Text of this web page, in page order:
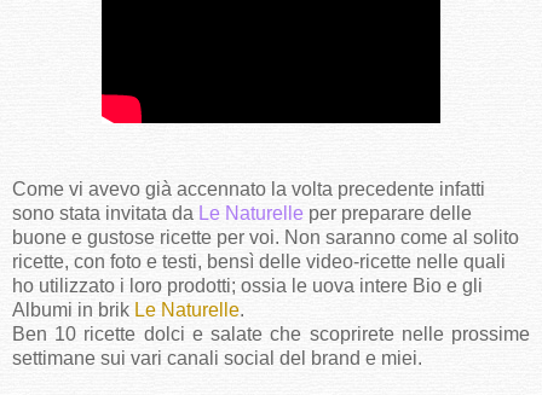
Come vi avevo già accennato la volta precedente infatti
sono stata invitata da Le Naturelle per preparare delle
buone e gustose ricette per voi. Non saranno come al solito
ricette, con foto e testi, bensì delle video-ricette nelle quali
ho utilizzato i loro prodotti; ossia le uova intere Bio e gli
Albumi in brik Le Naturelle.
Ben 10 ricette dolci e salate che scoprirete nelle prossime
settimane sui vari canali social del brand e miei.